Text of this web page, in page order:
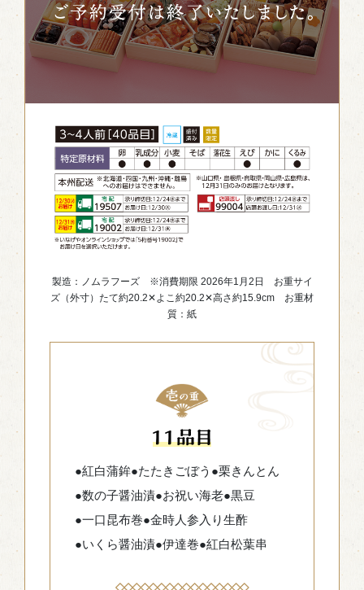
製造：ノムラフーズ ※消費期限 2026年1月2日 お重サイ
ズ（外寸）たて約20.2✕よこ約20.2✕高さ約15.9cm お重材
質：紙
●紅白蒲鉾●たたきごぼう ●栗きんとん
●数の子醤油漬●お祝い海老●黒豆
●一口昆布巻●金時人参入り生酢
●いくら醤油漬●伊達巻●紅白松葉串